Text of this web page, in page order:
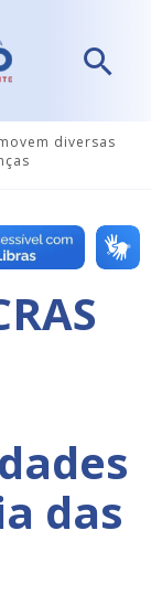
diversas
das